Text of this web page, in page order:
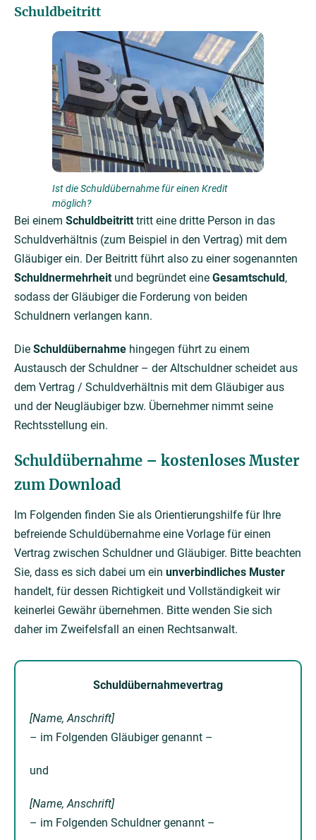
Schuldbeitritt
Ist die Schuldübernahme für einen Kredit
möglich?
Bei einem Schuldbeitritttritt eine dritte Person in das
Schuldverhältnis (zum Beispiel in den Vertrag) mit dem
Gläubiger ein. Der Beitritt führt also zu einer sogenannten
Schuldnermehrheitund begründet eine Gesamtschuld ,
sodass der Gläubiger die Forderung von beiden
Schuldnern verlangen kann.
Die Schuldübernahme hingegen führt zu einem
Austausch der Schuldner – der Altschuldner scheidet aus
dem Vertrag / Schuldverhältnis mit dem Gläubiger aus
und der Neugläubiger bzw. Übernehmer nimmt seine
Rechtsstellung ein.
Schuldübernahme – kostenloses Muster
zum Download
Im Folgenden finden Sie als Orientierungshilfe für Ihre
befreiende Schuldübernahme eine Vorlage für einen
Vertrag zwischen Schuldner und Gläubiger. Bitte beachten
Sie, dass es sich dabei um ein unverbindliches Muster
handelt, für dessen Richtigkeit und Vollständigkeit wir
keinerlei Gewähr übernehmen. Bitte wenden Sie sich
daher im Zweifelsfall an einen Rechtsanwalt.
Schuldübernahmevertrag
[Name, Anschrift]
– im Folgenden Gläubiger genannt –
und
[Name, Anschrift]
– im Folgenden Schuldner genannt –